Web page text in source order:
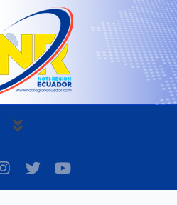
Menú
I
n
s
T
w
i
Y
o
u